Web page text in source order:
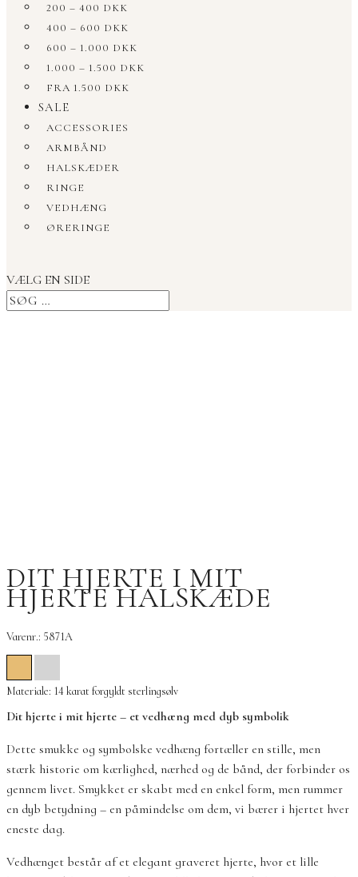
200 – 400 DKK
400 – 600 DKK
600 – 1.000 DKK
1.000 – 1.500 DKK
FRA 1.500 DKK
SALE
ACCESSORIES
ARMBÅND
HALSKÆDER
RINGE
VEDHÆNG
ØRERINGE
VÆLG EN SIDE
DIT HJERTE I MIT
HJERTE HALSKÆDE
Varenr.: 5871A
Materiale: 14 karat forgyldt sterlingsølv
Dit hjerte i mit hjerte – et vedhæng med dyb symbolik
Dette smukke og symbolske vedhæng fortæller en stille, men
stærk historie om kærlighed, nærhed og de bånd, der forbinder os
gennem livet. Smykket er skabt med en enkel form, men rummer
en dyb betydning – en påmindelse om dem, vi bærer i hjertet hver
eneste dag.
Vedhænget består af et elegant graveret hjerte, hvor et lille